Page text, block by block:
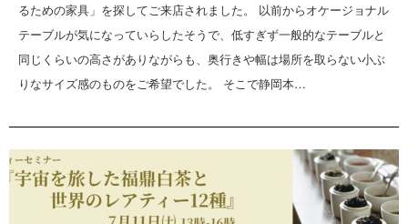
るための家具」を探してご来店されました。 以前からオケージョナル
テーブルが気になっていらしたそうで、低すぎず一般的なテーブルと
同じくらいの高さがありながらも、奥行きや幅は場所を取らない小ぶ
りなサイズ感のものをご希望でした。 そこで静岡本…